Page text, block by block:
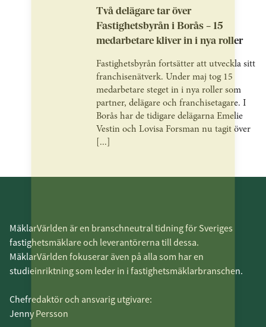
Två delägare tar över
Fastighetsbyrån i Borås – 15
medarbetare kliver in i nya roller
Fastighetsbyrån fortsätter att utveckla sitt
franchisenätverk. Under maj tog 15
medarbetare steget in i nya roller som
partner, delägare och franchisetagare. I
Borås har de tidigare delägarna Emelie
Vestin och Lovisa Forsman nu tagit över
[...]
MäklarVärlden är en branschneutral tidning för Sveriges
fastighetsmäklare och leverantörerna till dessa.
MäklarVärlden fokuserar även på alla som har en
studieinriktning som leder in i fastighetsmäklarbranschen.
Chefredaktör och ansvarig utgivare:
Jenny Persson